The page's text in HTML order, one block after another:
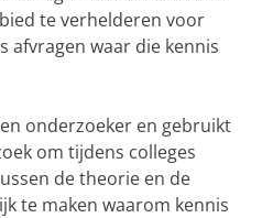
te verhelderen voor
afvragen waar die kennis
onderzoeker en gebruikt
om tijdens colleges
de theorie en de
te maken waarom kennis